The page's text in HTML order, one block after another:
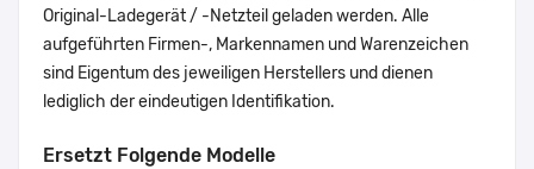
Original-Ladegerät / -Netzteil geladen werden. Alle
aufgeführten Firmen-, Markennamen und Warenzeichen
sind Eigentum des jeweiligen Herstellers und dienen
lediglich der eindeutigen Identifikation.
Ersetzt Folgende Modelle